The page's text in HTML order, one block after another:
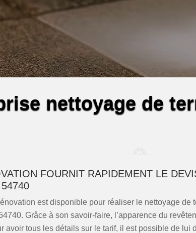
nettoyage de
FOURNIT RAPIDEMENT LE
est disponible pour réaliser le nettoyage
Grâce à son savoir-faire, l’apparence du
avoir tous les détails sur le tarif, il est possible de lui